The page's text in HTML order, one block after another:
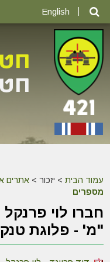
English
עמוד הבית > יזכור >אתרים
מספרים
חברו לוי
"מ' - פלוגת